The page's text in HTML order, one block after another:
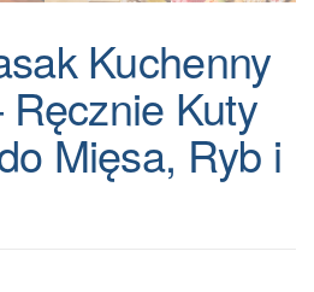
Kuchenny
Kuty
Mięsa, Ryb i